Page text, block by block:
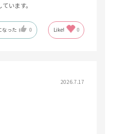
います。
なった 0 Like! 0
2026.7.17